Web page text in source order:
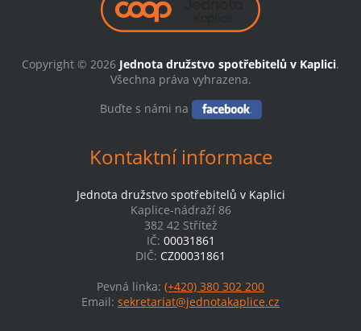
Copyright © 2026 Jednota družstvo spotřebitelů v Kaplici.
Všechna práva vyhrazena.
Buďte s námi na
Kontaktní informace
Jednota družstvo spotřebitelů v Kaplici
Kaplice-nádraží 86
382 42 Střítež
IČ: 00031861
DIČ: CZ00031861
Pevná linka: (+420) 380 302 200
Email: sekretariat@jednotakaplice.cz